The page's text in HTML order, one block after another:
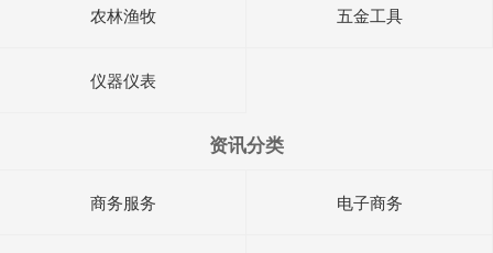
农林渔牧 五金工具
仪器仪表
资讯分类
商务服务 电子商务